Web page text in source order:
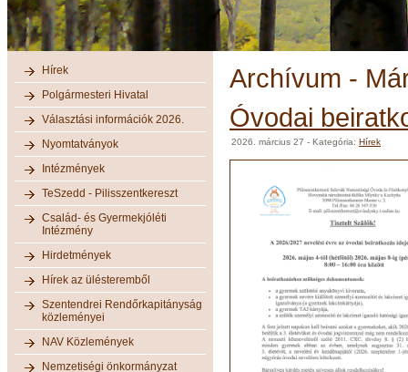
Hírek
Polgármesteri Hivatal
Választási információk 2026.
Nyomtatványok
Intézmények
TeSzedd - Pilisszentkereszt
Család- és Gyermekjóléti
Intézmény
Hirdetmények
Hírek az ülésteremből
Szentendrei Rendőrkapitányság
közleményei
NAV Közlemények
Nemzetiségi önkormányzat
Archívum -
Óvodai
2026. március 27 - Kategória: Hírek